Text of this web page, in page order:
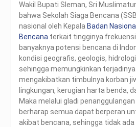
Wakil Bupati Sleman, Sri
bahwa Sekolah Siaga Bencana
nasional oleh Kepala Badan
Bencana terkait tingginya
banyaknya potensi bencana di
kondisi geografis, geologis,
sehingga memungkinkan
mengakibatkan timbulnya korban
lingkungan, kerugian harta benda,
Maka melalui gladi
berharap semua dapat berperan
akibat bencana, sehingga tidak